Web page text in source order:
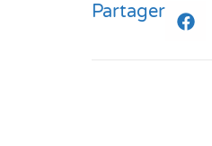
Partager